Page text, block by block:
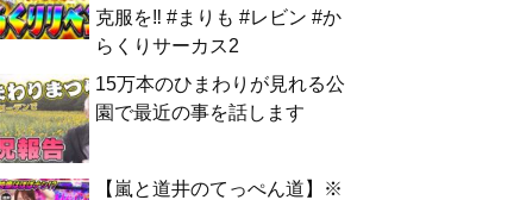
克服を‼ #まりも #レビン #か
らくりサーカス2
15万本のひまわりが見れる公
園で最近の事を話します
【嵐と道井のてっぺん道】※